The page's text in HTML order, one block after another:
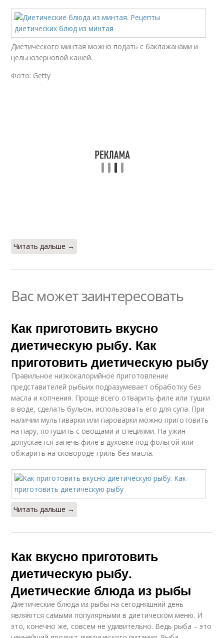
Диетического минтая можно подать с баклажанами и
цельнозерновой кашей.
Фото: Getty
Читать дальше →
Вас может заинтересовать
Как приготовить вкусно
диетическую рыбу. Как
приготовить диетическую рыбу
Правильное низкокалорийное приготовление
представителей рыбьих подразумевает обработку без
масла и копчения. Проще всего отварить филе или тушки
в воде, сделать бульон, использовать его для супа. При
наличии мультиварки или пароварки можно приготовить
на пару, потушить с овощами и специями. На ужин
допускается запечь филе в духовке под фольгой или
обжарить на сковороде-гриль без масла.
Читать дальше →
Как вкусно приготовить
диетическую рыбу.
Диетические блюда из рыбы
Диетические блюда из рыбы на сегодняшний день
являются самыми популярными в диетическом меню. И
это, конечно же, совсем не удивительно. Ведь рыба – это